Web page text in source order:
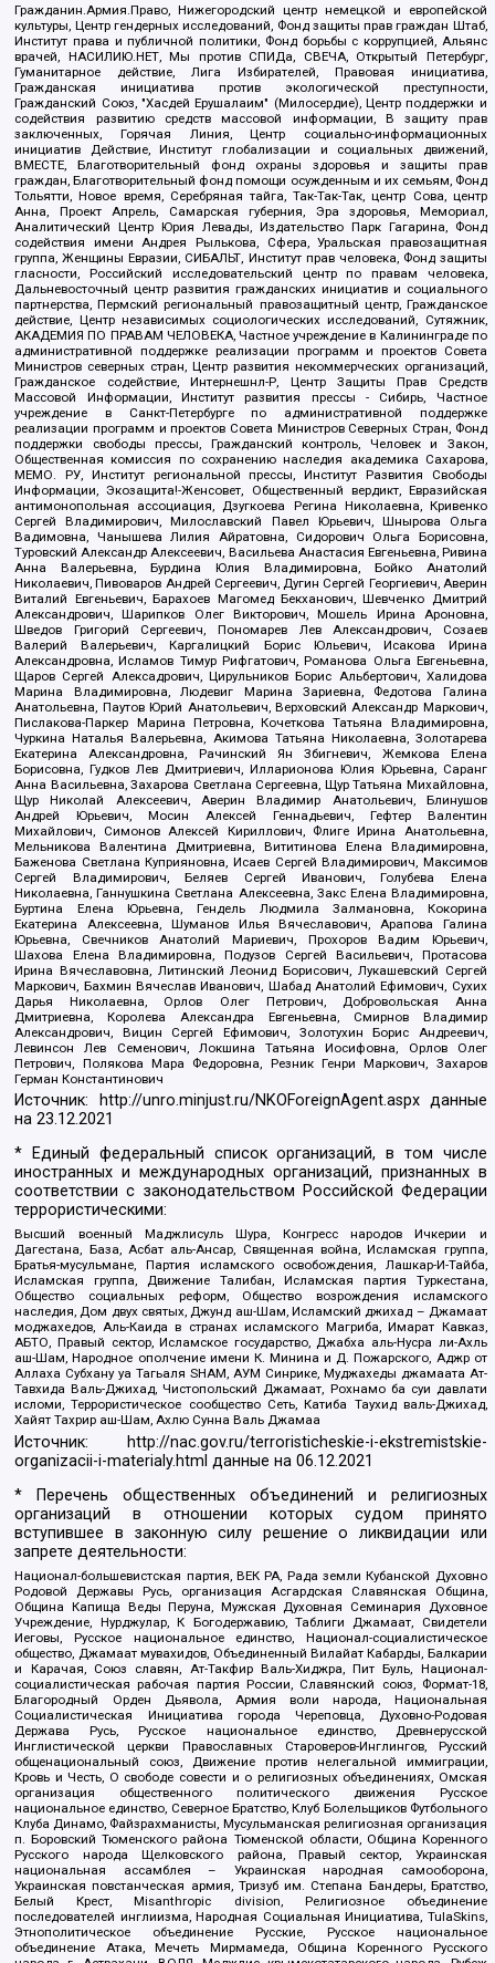
Гражданин.Армия.Право, Нижегородский центр немецкой и европейской
культуры, Центр гендерных исследований, Фонд защиты прав граждан Штаб,
Институт права и публичной политики, Фонд борьбы с коррупцией, Альянс
врачей, НАСИЛИЮ.НЕТ, Мы против СПИДа, СВЕЧА, Открытый Петербург,
Гуманитарное действие, Лига Избирателей, Правовая инициатива,
Гражданская инициатива против экологической преступности,
Гражданский Союз, "Хасдей Ерушалаим" (Милосердие), Центр поддержки и
содействия развитию средств массовой информации, В защиту прав
заключенных, Горячая Линия, Центр социально-информационных
инициатив Действие, Институт глобализации и социальных движений,
ВМЕСТЕ, Благотворительный фонд охраны здоровья и защиты прав
граждан, Благотворительный фонд помощи осужденным и их семьям, Фонд
Тольятти, Новое время, Серебряная тайга, Так-Так-Так, центр Сова, центр
Анна, Проект Апрель, Самарская губерния, Эра здоровья, Мемориал,
Аналитический Центр Юрия Левады, Издательство Парк Гагарина, Фонд
содействия имени Андрея Рылькова, Сфера, Уральская правозащитная
группа, Женщины Евразии, СИБАЛЬТ, Институт прав человека, Фонд защиты
гласности, Российский исследовательский центр по правам человека,
Дальневосточный центр развития гражданских инициатив и социального
партнерства, Пермский региональный правозащитный центр, Гражданское
действие, Центр независимых социологических исследований, Сутяжник,
АКАДЕМИЯ ПО ПРАВАМ ЧЕЛОВЕКА, Частное учреждение в Калининграде по
административной поддержке реализации программ и проектов Совета
Министров северных стран, Центр развития некоммерческих организаций,
Гражданское содействие, Интернешнл-Р, Центр Защиты Прав Средств
Массовой Информации, Институт развития прессы - Сибирь, Частное
учреждение в Санкт-Петербурге по административной поддержке
реализации программ и проектов Совета Министров Северных Стран, Фонд
поддержки свободы прессы, Гражданский контроль, Человек и Закон,
Общественная комиссия по сохранению наследия академика Сахарова,
МЕМО. РУ, Институт региональной прессы, Институт Развития Свободы
Информации, Экозащита!-Женсовет, Общественный вердикт, Евразийская
антимонопольная ассоциация, Дзугкоева Регина Николаевна, Кривенко
Сергей Владимирович, Милославский Павел Юрьевич, Шнырова Ольга
Вадимовна, Чанышева Лилия Айратовна, Сидорович Ольга Борисовна,
Туровский Александр Алексеевич, Васильева Анастасия Евгеньевна, Ривина
Анна Валерьевна, Бурдина Юлия Владимировна, Бойко Анатолий
Николаевич, Пивоваров Андрей Сергеевич, Дугин Сергей Георгиевич, Аверин
Виталий Евгеньевич, Барахоев Магомед Бекханович, Шевченко Дмитрий
Александрович, Шарипков Олег Викторович, Мошель Ирина Ароновна,
Шведов Григорий Сергеевич, Пономарев Лев Александрович, Созаев
Валерий Валерьевич, Каргалицкий Борис Юльевич, Исакова Ирина
Александровна, Исламов Тимур Рифгатович, Романова Ольга Евгеньевна,
Щаров Сергей Алексадрович, Цирульников Борис Альбертович, Халидова
Марина Владимировна, Людевиг Марина Зариевна, Федотова Галина
Анатольевна, Паутов Юрий Анатольевич, Верховский Александр Маркович,
Пислакова-Паркер Марина Петровна, Кочеткова Татьяна Владимировна,
Чуркина Наталья Валерьевна, Акимова Татьяна Николаевна, Золотарева
Екатерина Александровна, Рачинский Ян Збигневич, Жемкова Елена
Борисовна, Гудков Лев Дмитриевич, Илларионова Юлия Юрьевна, Саранг
Анна Васильевна, Захарова Светлана Сергеевна, Щур Татьяна Михайловна,
Щур Николай Алексеевич, Аверин Владимир Анатольевич, Блинушов
Андрей Юрьевич, Мосин Алексей Геннадьевич, Гефтер Валентин
Михайлович, Симонов Алексей Кириллович, Флиге Ирина Анатольевна,
Мельникова Валентина Дмитриевна, Вититинова Елена Владимировна,
Баженова Светлана Куприяновна, Исаев Сергей Владимирович, Максимов
Сергей Владимирович, Беляев Сергей Иванович, Голубева Елена
Николаевна, Ганнушкина Светлана Алексеевна, Закс Елена Владимировна,
Буртина Елена Юрьевна, Гендель Людмила Залмановна, Кокорина
Екатерина Алексеевна, Шуманов Илья Вячеславович, Арапова Галина
Юрьевна, Свечников Анатолий Мариевич, Прохоров Вадим Юрьевич,
Шахова Елена Владимировна, Подузов Сергей Васильевич, Протасова
Ирина Вячеславовна, Литинский Леонид Борисович, Лукашевский Сергей
Маркович, Бахмин Вячеслав Иванович, Шабад Анатолий Ефимович, Сухих
Дарья Николаевна, Орлов Олег Петрович, Добровольская Анна
Дмитриевна, Королева Александра Евгеньевна, Смирнов Владимир
Александрович, Вицин Сергей Ефимович, Золотухин Борис Андреевич,
Левинсон Лев Семенович, Локшина Татьяна Иосифовна, Орлов Олег
Петрович, Полякова Мара Федоровна, Резник Генри Маркович, Захаров
Герман Константинович
Источник: http://unro.minjust.ru/NKOForeignAgent.aspxданные
на23.12.2021
* Единый федеральный список организаций, в том числе
иностранных и международных организаций, признанных в
соответствии с законодательством Российской Федерации
террористическими:
Высший военный Маджлисуль Шура, Конгресс народов Ичкерии и
Дагестана, База, Асбат аль-Ансар, Священная война, Исламская группа,
Братья-мусульмане, Партия исламского освобождения, Лашкар-И-Тайба,
Исламская группа, Движение Талибан, Исламская партия Туркестана,
Общество социальных реформ, Общество возрождения исламского
наследия, Дом двух святых, Джунд аш-Шам, Исламский джихад – Джамаат
моджахедов, Аль-Каида в странах исламского Магриба, Имарат Кавказ,
АБТО, Правый сектор, Исламское государство, Джабха аль-Нусра ли-Ахль
аш-Шам, Народное ополчение имени К. Минина и Д. Пожарского, Аджр от
Аллаха Субхану уа Тагьаля SHAM, АУМ Синрике, Муджахеды джамаата Ат-
Тавхида Валь-Джихад, Чистопольский Джамаат, Рохнамо ба суи давлати
исломи, Террористическое сообщество Сеть, Катиба Таухид валь-Джихад,
Хайят Тахрир аш-Шам, Ахлю Сунна Валь Джамаа
Источник:
http://nac.gov.ru/terroristicheskie-i-ekstremistskie-
organizacii-i-materialy.html данные на06.12.2021
* Перечень общественных объединений и религиозных
организаций в отношении которых судом принято
вступившее в законную силу решение о ликвидации или
запрете деятельности:
Национал-большевистская партия, ВЕК РА, Рада земли Кубанской Духовно
Родовой Державы Русь, организация Асгардская Славянская Община,
Община Капища Веды Перуна, Мужская Духовная Семинария Духовное
Учреждение, Нурджулар, К Богодержавию, Таблиги Джамаат, Свидетели
Иеговы, Русское национальное единство, Национал-социалистическое
общество, Джамаат мувахидов, Объединенный Вилайат Кабарды, Балкарии
и Карачая, Союз славян, Ат-Такфир Валь-Хиджра, Пит Буль, Национал-
социалистическая рабочая партия России, Славянский союз, Формат-18,
Благородный Орден Дьявола, Армия воли народа, Национальная
Социалистическая Инициатива города Череповца, Духовно-Родовая
Держава Русь, Русское национальное единство, Древнерусской
Инглистической церкви Православных Староверов-Инглингов, Русский
общенациональный союз, Движение против нелегальной иммиграции,
Кровь и Честь, О свободе совести и о религиозных объединениях, Омская
организация общественного политического движения Русское
национальное единство, Северное Братство, Клуб Болельщиков Футбольного
Клуба Динамо, Файзрахманисты, Мусульманская религиозная организация
п. Боровский Тюменского района Тюменской области, Община Коренного
Русского народа Щелковского района, Правый сектор, Украинская
национальная ассамблея – Украинская народная самооборона,
Украинская повстанческая армия, Тризуб им. Степана Бандеры, Братство,
Белый Крест, Misanthropic division, Религиозное объединение
последователей инглиизма, Народная Социальная Инициатива, TulaSkins,
Этнополитическое объединение Русские, Русское национальное
объединение Атака, Мечеть Мирмамеда, Община Коренного Русского